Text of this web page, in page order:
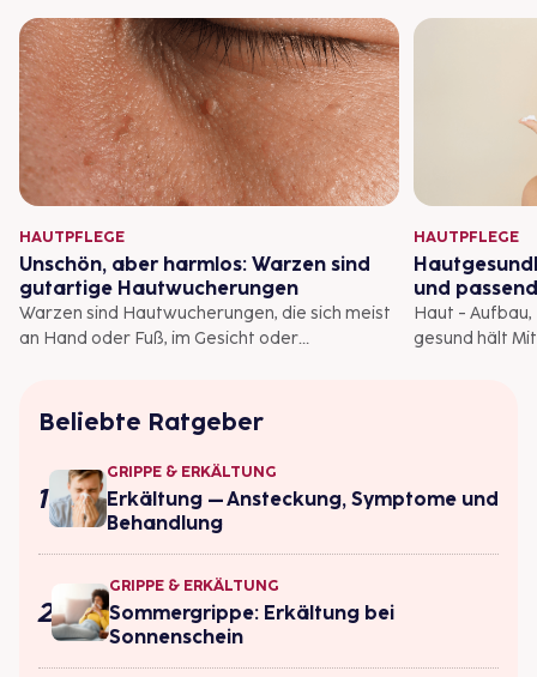
HAUTPFLEGE
Unschön, aber harmlos: Warzen sind
gutartige Hautwucherungen
Warzen sind Hautwucherungen, die sich meist
an Hand oder Fuß, im Gesicht oder
aber eine Hautveränderung bei sich bemerkt,
sollte Ärztin oder Arzt aufsuchen, um
abzuklären, ob es sich um eine Warze oder
eine andere Ursache handelt.
HAUTPFLEGE
und
Haut - Aufbau,
gesund hält
jederzeit
Beliebte Ratgeber
GRIPPE & ERKÄLTUNG
Erkältung – Ansteckung, Symptome und
Behandlung
GRIPPE & ERKÄLTUNG
Sommergrippe: Erkältung bei
Sonnenschein